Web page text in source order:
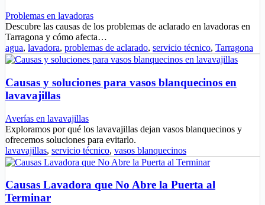
Problemas en lavadoras
Descubre las causas de los problemas de aclarado en lavadoras en
Tarragona y cómo afecta…
agua, lavadora, problemas de aclarado, servicio técnico, Tarragona
Causas y soluciones para vasos blanquecinos en
lavavajillas
Averías en lavavajillas
Exploramos por qué los lavavajillas dejan vasos blanquecinos y
ofrecemos soluciones para evitarlo.
lavavajillas, servicio técnico, vasos blanquecinos
Causas Lavadora que No Abre la Puerta al
Terminar